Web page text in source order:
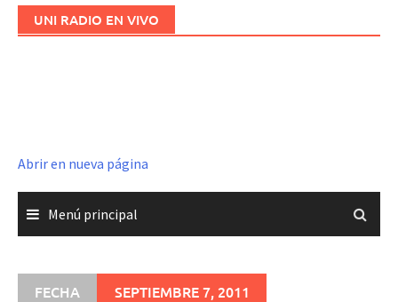
UNI RADIO EN VIVO
Abrir en nueva página
Menú principal
FECHA SEPTIEMBRE 7, 2011